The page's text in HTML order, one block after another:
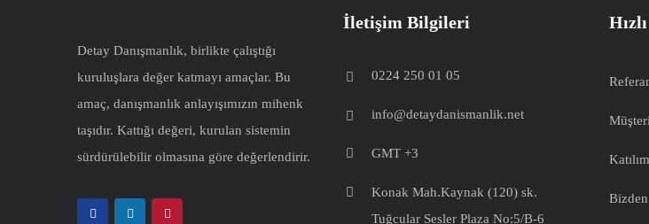
Detay Danışmanlık, birlikte çalıştığı
kuruluşlara değer katmayı amaçlar. Bu
amaç, danışmanlık anlayışımızın mihenk
taşıdır. Kattığı değeri, kurulan sistemin
sürdürülebilir olmasına göre değerlendirir.
İletişim Bilgileri
0224 250 01 05
info@detaydanismanlik.net
GMT +3
Konak Mah.Kaynak (120) sk.
Tuğcular Sesler Plaza No:5/B-6